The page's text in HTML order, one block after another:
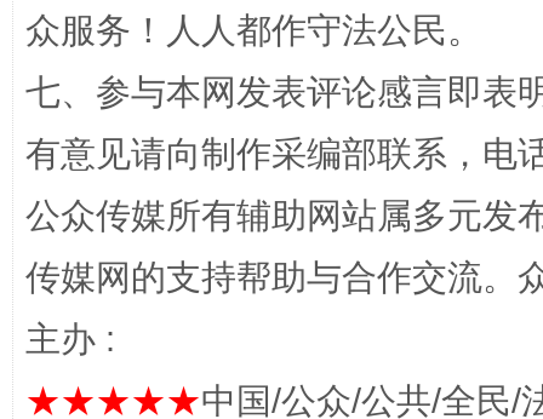
网上购药对药下症？
众服务！人人都作守法公民。
七、参与本网发表评论感言即表
有意见请向制作采编部联系，电
公众传媒所有辅助网站属多元发
传媒网的支持帮助与合作交流。
主办 :
★★★★★中国/公众/公共/全民/